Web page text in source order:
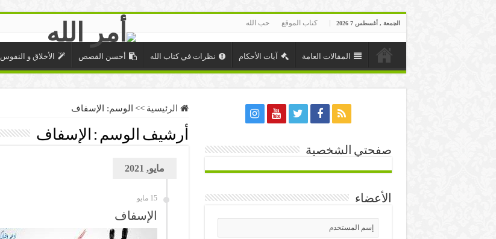
الجمعة , أغسطس 7 2026 كتاب الموقع حب الله
المقالات العامة آيات الأحكام نظرات في كتاب الله أحسن القصص الأخلاق و النفوس
الرئيسية >> الوسم: الإسفاف
أرشيف الوسم : الإسفاف
مايو, 2021
15 مايو
الإسفاف
صفحتي الشخصية
الأعضاء